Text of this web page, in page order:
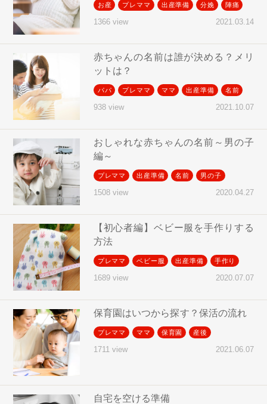
お産 プレママ 出産準備 分娩 陣痛
1366 view 2021.03.14
赤ちゃんの名前は誰が決める？メリ
ットは？
パパ プレママ ママ 出産準備 名前
938 view 2021.10.07
おしゃれな赤ちゃんの名前～男の子
編～
プレママ 出産準備 名前 男の子
1508 view 2020.04.27
【初心者編】ベビー服を手作りする
方法
プレママ ベビー服 出産準備 手作り
1689 view 2020.07.07
保育園はいつから探す？保活の流れ
プレママ ママ 保育園 産後
1711 view 2021.06.07
自宅を空ける準備